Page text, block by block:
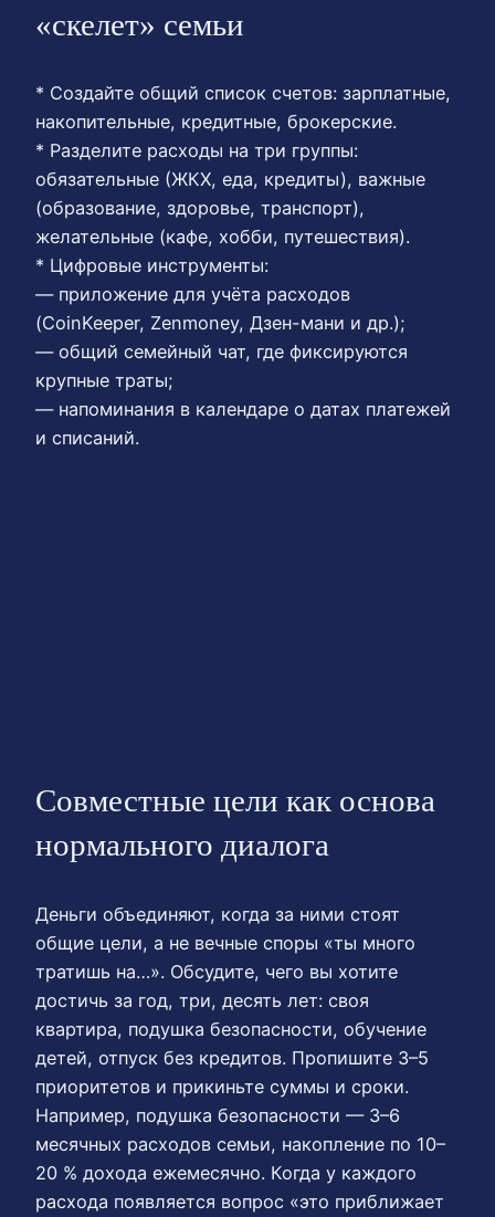
«скелет» семьи
* Создайте общий список счетов: зарплатные,
накопительные, кредитные, брокерские.
* Разделите расходы на три группы:
обязательные (ЖКХ, еда, кредиты), важные
(образование, здоровье, транспорт),
желательные (кафе, хобби, путешествия).
* Цифровые инструменты:
— приложение для учёта расходов
(CoinKeeper, Zenmoney, Дзен-мани и др.);
— общий семейный чат, где фиксируются
крупные траты;
— напоминания в календаре о датах платежей
и списаний.
Совместные цели как основа
нормального диалога
Деньги объединяют, когда за ними стоят
общие цели, а не вечные споры «ты много
тратишь на…». Обсудите, чего вы хотите
достичь за год, три, десять лет: своя
квартира, подушка безопасности, обучение
детей, отпуск без кредитов. Пропишите 3–5
приоритетов и прикиньте суммы и сроки.
Например, подушка безопасности — 3–6
месячных расходов семьи, накопление по 10–
20 % дохода ежемесячно. Когда у каждого
расхода появляется вопрос «это приближает